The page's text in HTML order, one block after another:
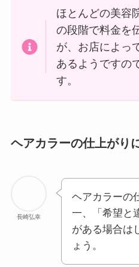
ほとんどの美容
の段階で料金を
が、お店によっ
あるようですの
す。
ヘアカラーの仕上がり
長崎弘幸
ヘアカラーの
一、「希望と
がある場合は
ょう。